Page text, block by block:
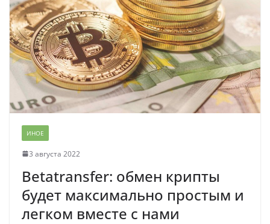
ИНОЕ
3 августа 2022
Betatransfer: обмен крипты
будет максимально простым и
легком вместе с нами